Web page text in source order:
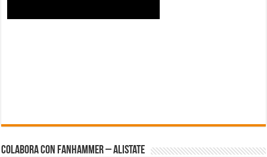
Colabora con FanHammer – Alistate